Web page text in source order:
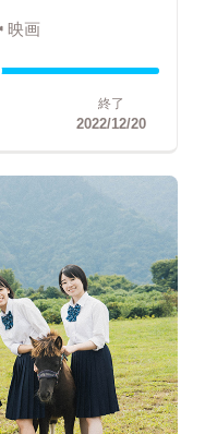
映画
終了
2022/12/20